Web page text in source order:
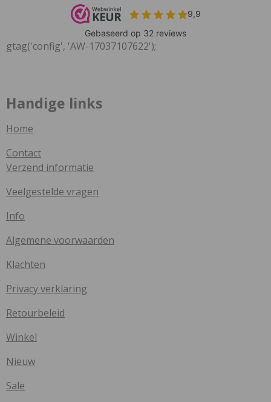
gtag('config', 'AW-17037107622');
Handige links
Home
Contact
Verzend informatie
Veelgestelde vragen
Info
Algemene voorwaarden
Klachten
Privacy verklaring
Retourbeleid
Winkel
Nieuw
Sale